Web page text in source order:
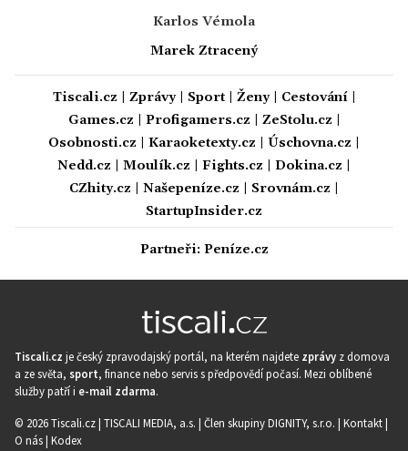
Karlos Vémola
Marek Ztracený
Tiscali.cz Zprávy| Sport| Ženy| Cestování|
Games.cz
Profigamers.cz ZeStolu.cz
Osobnosti.cz
Karaoketexty.cz Úschovna.cz
Nedd.cz
Moulík.cz Fights.cz Dokina.cz
CZhity.cz
Našepeníze.cz Srovnám.cz
StartupInsider.cz
Partneři: Peníze.cz
Tiscali.cz je český zpravodajský portál, na kterém najdete zprávy z domova
a ze světa, sport, finance nebo servis s předpovědí počasí. Mezi oblíbené
služby patří i e-mail zdarma.
© 2026 Tiscali.cz | TISCALI MEDIA, a.s. | Člen skupiny DIGNITY, s.r.o. | Kontakt|
O nás| Kodex